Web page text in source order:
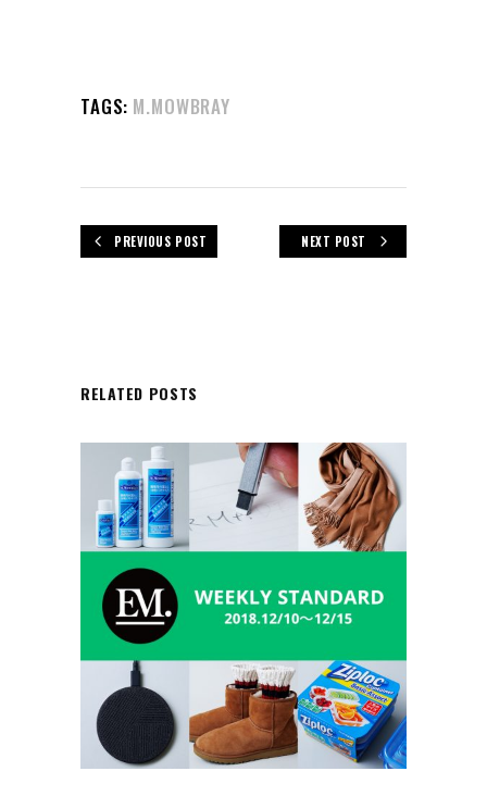
TAGS: M.MOWBRAY
PREVIOUS POST NEXT POST
RELATED POSTS